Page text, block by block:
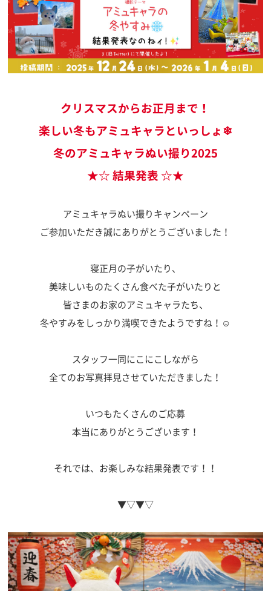
クリスマスからお正月まで！
楽しい冬もアミュキャラといっしょ❄
冬のアミュキャラぬい撮り2025
★☆ 結果発表 ☆★
アミュキャラぬい撮りキャンペーン
ご参加いただき誠にありがとうございました！
寝正月の子がいたり、
美味しいものたくさん食べた子がいたりと
皆さまのお家のアミュキャラたち、
冬やすみをしっかり満喫できたようですね！☺
スタッフ一同にこにこしながら
全てのお写真拝見させていただきました！
いつもたくさんのご応募
本当にありがとうございます！
それでは、お楽しみな結果発表です！！
▼▽▼▽